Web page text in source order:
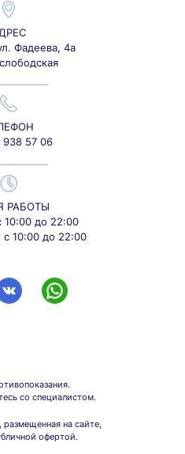
Фадеева, 4а
938 57 06
РАБОТЫ
10:00 до 22:00
10:00 до 22:00
со специалистом.
на сайте,
офертой.